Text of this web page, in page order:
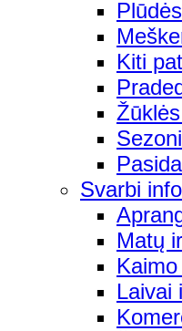
Plūdės
Kiti
Svarbi
Matų
Laivai